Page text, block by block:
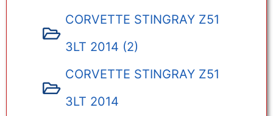
CORVETTE STINGRAY Z51
3LT 2014 (2)
CORVETTE STINGRAY Z51
3LT 2014